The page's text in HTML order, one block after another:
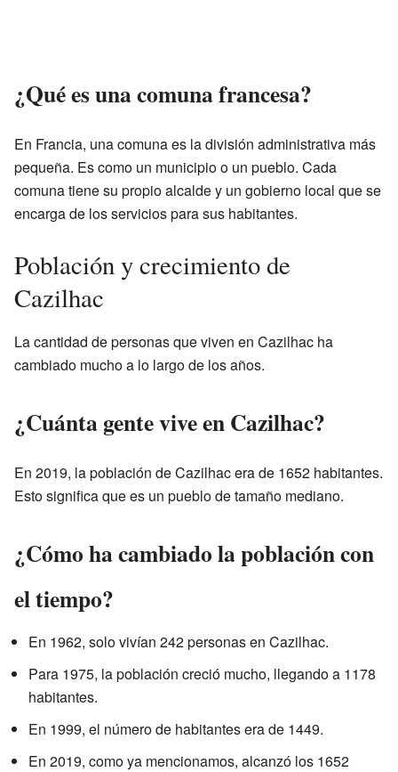
¿Qué es una comuna francesa?
En Francia, una comuna es la división administrativa más
pequeña. Es como un municipio o un pueblo. Cada
comuna tiene su propio alcalde y un gobierno local que se
encarga de los servicios para sus habitantes.
Población y crecimiento de
Cazilhac
La cantidad de personas que viven en Cazilhac ha
cambiado mucho a lo largo de los años.
¿Cuánta gente vive en Cazilhac?
En 2019, la población de Cazilhac era de 1652 habitantes.
Esto significa que es un pueblo de tamaño mediano.
¿Cómo ha cambiado la población con
el tiempo?
En 1962, solo vivían 242 personas en Cazilhac.
Para 1975, la población creció mucho, llegando a 1178
habitantes.
En 1999, el número de habitantes era de 1449.
En 2019, como ya mencionamos, alcanzó los 1652